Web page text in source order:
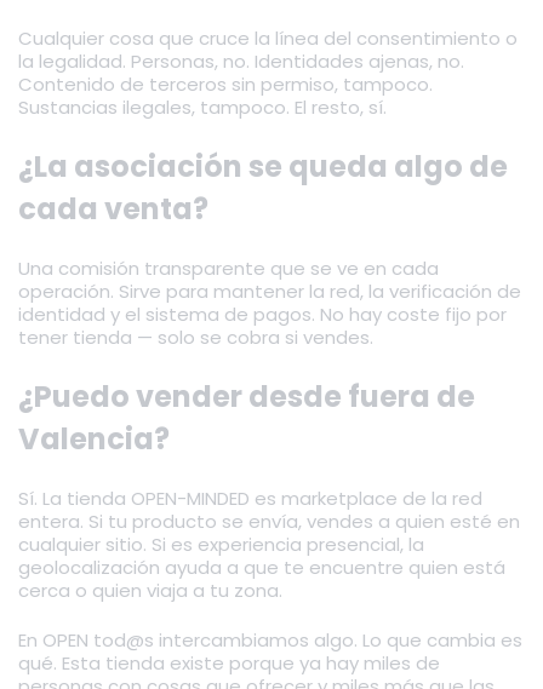
Cualquier cosa que cruce la línea del consentimiento o
la legalidad. Personas, no. Identidades ajenas, no.
Contenido de terceros sin permiso, tampoco.
Sustancias ilegales, tampoco. El resto, sí.
¿La asociación se queda algo de
cada venta?
Una comisión transparente que se ve en cada
operación. Sirve para mantener la red, la verificación de
identidad y el sistema de pagos. No hay coste fijo por
tener tienda — solo se cobra si vendes.
¿Puedo vender desde fuera de
Valencia?
Sí. La tienda OPEN-MINDED es marketplace de la red
entera. Si tu producto se envía, vendes a quien esté en
cualquier sitio. Si es experiencia presencial, la
geolocalización ayuda a que te encuentre quien está
cerca o quien viaja a tu zona.
En OPEN tod@s intercambiamos algo. Lo que cambia es
qué. Esta tienda existe porque ya hay miles de